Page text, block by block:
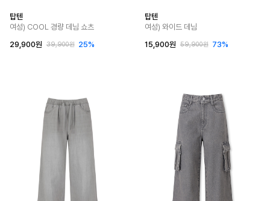
탑텐
여성) COOL 경량 데님 쇼츠
29,900원
39,900원 25%
탑텐
여성) 와이드 데님
15,900원
59,900원 73%